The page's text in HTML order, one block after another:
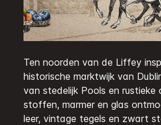
Ten noorden van de Liffey
historische marktwijk van
van stedelijk Pools en rustieke
stoffen, marmer en glas
leer, vintage tegels en zwart